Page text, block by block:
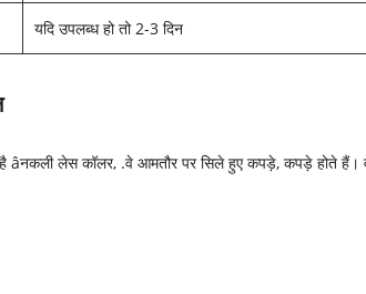
यदि उपलब्ध हो तो 2-3 दिन
है âनकली लेस कॉलर, .वे आमतौर पर सिले हुए कपड़े, कपड़े होते